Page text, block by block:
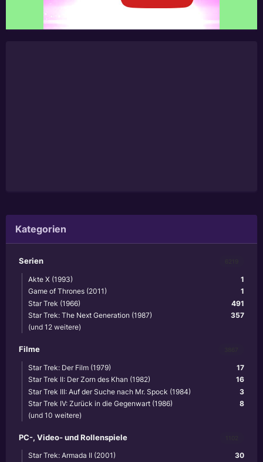
Kategorien
Serien
1
Akte X (1993)
1
Game of Thrones (2011)
491
Star Trek (1966)
357
Star Trek: The Next Generation (1987)
(und 12 weitere)
Filme
17
Star Trek: Der Film (1979)
16
Star Trek II: Der Zorn des Khan (1982)
3
Star Trek III: Auf der Suche nach Mr. Spock (1984)
8
Star Trek IV: Zurück in die Gegenwart (1986)
(und 10 weitere)
PC-, Video- und Rollenspiele
30
Star Trek: Armada II (2001)